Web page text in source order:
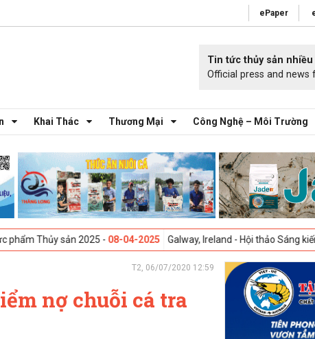
ePaper
Tin tức thủy sản
Official press and news
Khai Thác Thương Mại Công Nghệ – Môi Trường
sản 2025 -08-04-2025 Galway, Ireland - Hội thảo Sáng kiến sức
T2, 06/07/2020 12:59
nợ chuỗi cá tra